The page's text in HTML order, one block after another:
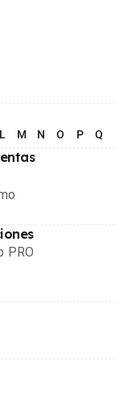
L M N O P Q
PRO